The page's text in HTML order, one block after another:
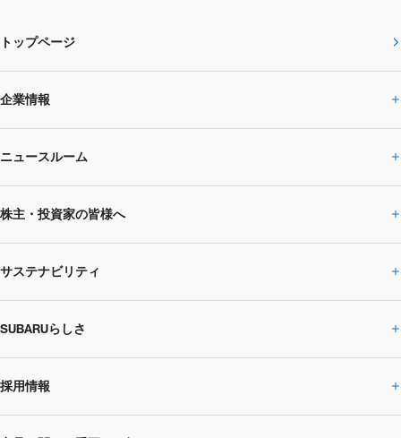
トップページ
企業情報
企業情報トップ
SUBARUのありたい姿
SUBARU 2025方針
事業所・関係会社
ニュースルーム
ニュースルームトップ
ニュースリリース
閉じる
株主・投資家の皆様へ
株主・投資家の皆様へトップ
企業・経営
IRライブラリー
サステナビリティ
サステナビリティトップ
CEOサステナビリティ
SUBARUらしさ
SUBARUらしさトップ
採用情報